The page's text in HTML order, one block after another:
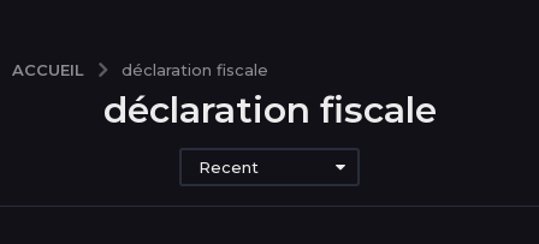
ACCUEIL déclaration fiscale
déclaration fiscale
Recent